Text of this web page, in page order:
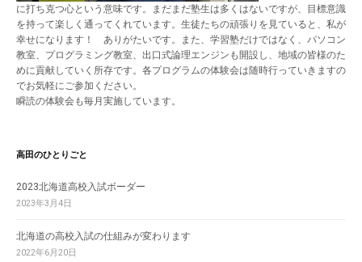
に打ち克つ心という意味です。まだまだ塾生は多くはないですが、目標意識
を持って楽しく通ってくれています。生徒たちの頑張りを見ていると、私が
幸せになります！ ありがたいです。また、学習塾だけではなく、パソコン
教室、プログラミング教室、出口式論理エンジンも開設し、地域の皆様のた
めに貢献していく所存です。各プログラムの体験会は随時行っていきますの
でお気軽にご参加ください。
瞬読の体験会も毎月実施しています。
高田のひとりごと
2023北海道高校入試ボーダー
2023年3月4日
北海道の高校入試の仕組みが変わります
2022年6月20日